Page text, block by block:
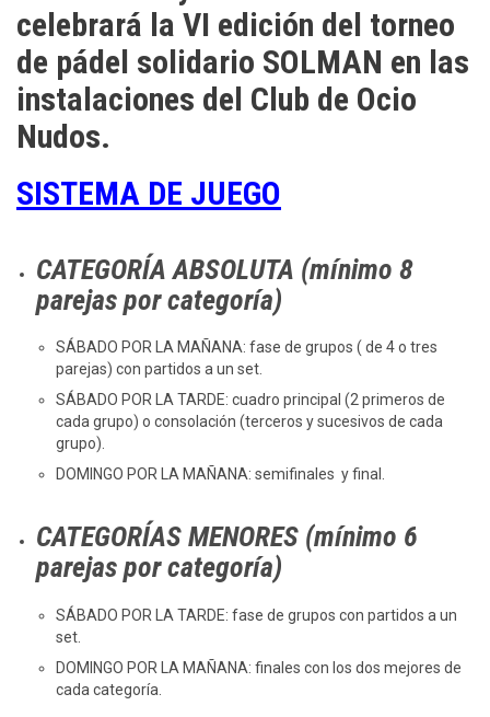
celebrará la VI edición del torneo
de pádel solidario SOLMAN en las
instalaciones del Club de Ocio
Nudos.
SISTEMA DE JUEGO
CATEGORÍA ABSOLUTA (mínimo 8
parejas por categoría)
SÁBADO POR LA MAÑANA: fase de grupos ( de 4 o tres
parejas) con partidos a un set.
SÁBADO POR LA TARDE: cuadro principal (2 primeros de
cada grupo) o consolación (terceros y sucesivos de cada
grupo).
DOMINGO POR LA MAÑANA: semifinales y final.
CATEGORÍAS MENORES (mínimo 6
parejas por categoría)
SÁBADO POR LA TARDE: fase de grupos con partidos a un
set.
DOMINGO POR LA MAÑANA: finales con los dos mejores de
cada categoría.